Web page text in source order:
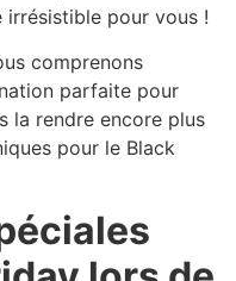
irrésistible pour vous !
comprenons
parfaite pour
la rendre encore plus
pour le Black